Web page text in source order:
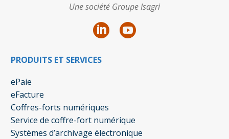
Une société Groupe Isagri
PRODUITS ET SERVICES
ePaie
eFacture
Coffres-forts numériques
Service de coffre-fort numérique
Systèmes d’archivage électronique